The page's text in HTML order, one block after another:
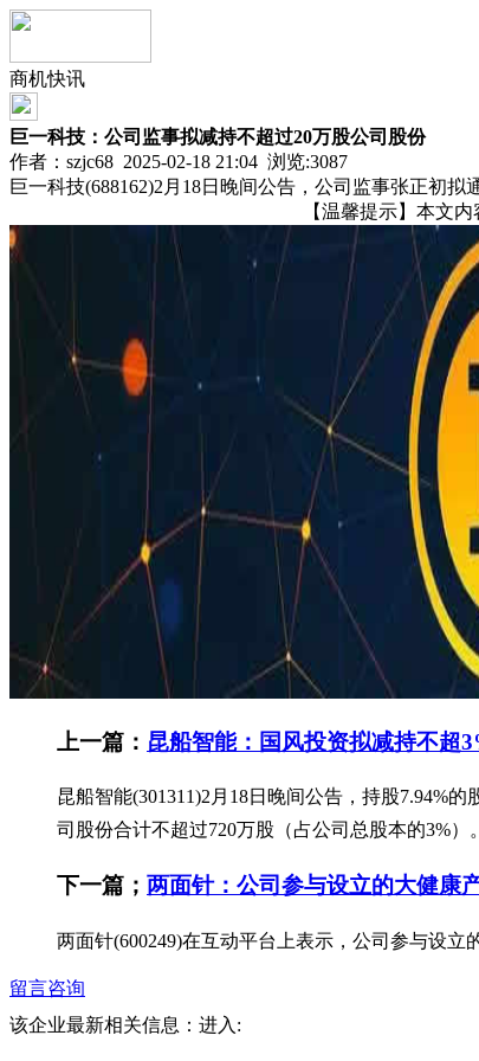
商机快讯
巨一科技：公司监事拟减持不超过20万股公司股份
作者：szjc68 2025-02-18 21:04 浏览:3087
巨一科技(688162)2月18日晚间公告，公司监事张正初
【温馨提示】本文
上一篇： 昆船智能：国风投资拟减持不超
昆船智能(301311)2月18日晚间公告，持股7.94%
司股份合计不超过720万股（占公司总股本的3%）。
下一篇； 两面针：公司参与设立的大健康
两面针(600249)在互动平台上表示，公司参与设
留言咨询
该企业最新相关信息： 进入: